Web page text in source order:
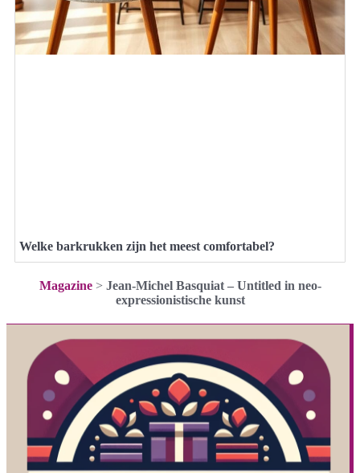
Welke barkrukken zijn het meest comfortabel?
Magazine> Jean-Michel Basquiat – Untitled in neo-
expressionistische kunst